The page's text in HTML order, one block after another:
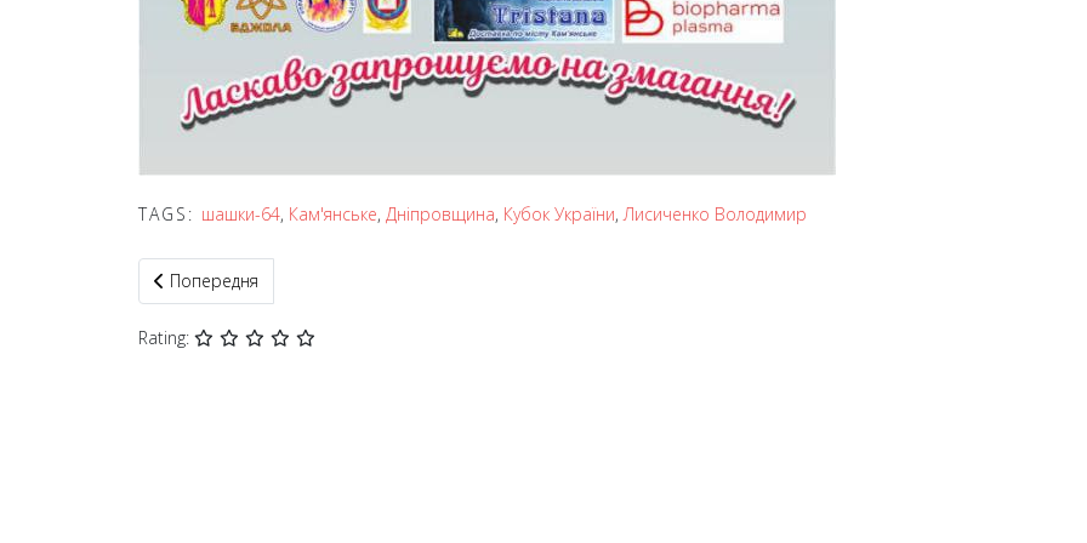
TAGS: шашки-64, Кам'янське, Дніпровщина, Кубок України, Лисиченко Володимир
Попередня стаття: Чемпіонат України – 2025 з чекерсу
Попередня
Rating: